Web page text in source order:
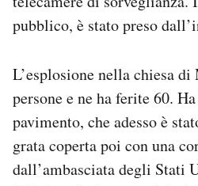
pubblico, è stato preso
L’esplosione nella chiesa
persone e ne ha ferite 60.
pavimento, che adesso è
grata coperta poi con una
dall’ambasciata degli Stati